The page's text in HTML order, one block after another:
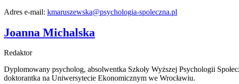
Adres e-mail: kmaruszewska@psychologia-spoleczna.pl
Joanna Michalska
Redaktor
Dyplomowany psycholog, absolwentka Szkoły Wyższej Psychologii
doktorantka na Uniwersytecie Ekonomicznym we Wrocławiu.